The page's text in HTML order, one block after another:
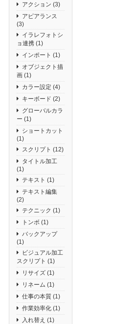
アクション (3)
アピアランス
(3)
イラレフォトシ
ョ連携 (1)
インポート (1)
オブジェクト描
画 (1)
カラー設定 (4)
キーボード (2)
グローバルカラ
ー (1)
ショートカット
(1)
スクリプト (12)
タイトル加工
(1)
テキスト (1)
テキスト編集
(2)
テクニック (1)
トンボ (1)
バックアップ
(1)
ビジュアル加工
スクリプト (1)
リサイズ (1)
リネーム (1)
仕事の本質 (1)
作業効率化 (1)
入れ替え (1)